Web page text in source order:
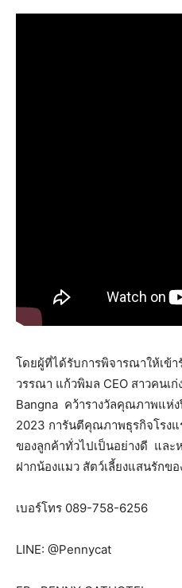
โดยผู้ที่ได้รับการพิจารณาให้เข้
วรรณา แก้วพิมล CEO สาวคนเ
Bangna คว้ารางวัลคุณภาพแห่ง
2023 การันตีคุณภาพธุรกิจโรง
ของลูกค้าทั่วไปเป็นอย่างดี และ
ฝากน้องแมว สัตว์เลี้ยงแสนรัก
เบอร์โทร 089-758-6256
LINE: @Pennycat